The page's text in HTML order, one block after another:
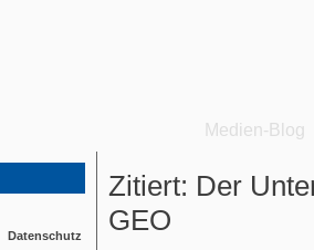
Medien-Blog
Datenschutz
Zitiert: Der
GEO